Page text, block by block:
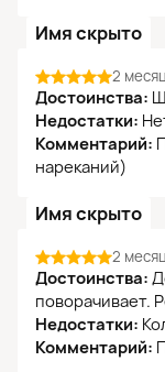
Имя скрыто
2
Достоинства:
Недостатки:
Комментарий:
нареканий)
Имя скрыто
2
Достоинства:
поворачивает.
Недостатки:
Комментарий: